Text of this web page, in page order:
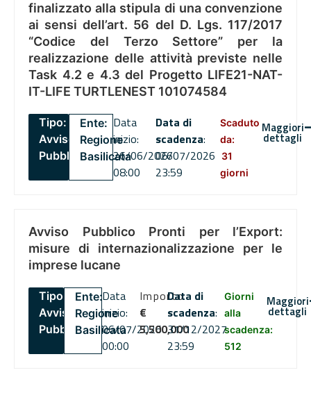
finalizzato alla stipula di una convenzione
ai sensi dell’art. 56 del D. Lgs. 117/2017
“Codice del Terzo Settore” per la
realizzazione delle attività previste nelle
Task 4.2 e 4.3 del Progetto LIFE21-NAT-
IT-LIFE TURTLENEST 101074584
Tipo:
Avviso
Pubblico
Ente:
Regione
Basilicata
Data
inizio:
26/06/2026
08:00
Data di
scadenza:
06/07/2026
23:59
Scaduto
da:
31
giorni
Maggiori
dettagli
Avviso Pubblico Pronti per l’Export:
misure di internazionalizzazione per le
imprese lucane
Tipo:
Avviso
Pubblico
Ente:
Regione
Basilicata
Data
inizio:
06/07/2026
00:00
Importo
€
5,500,000
Data di
scadenza:
31/12/2027
23:59
Giorni
alla
scadenza:
512
Maggiori
dettagli